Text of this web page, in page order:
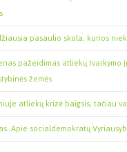
pasaulio skola, kurios
pažeidimas atliekų tvarkymo
žemės
atliekų krizė baigsis, tačiau
Apie socialdemokratų